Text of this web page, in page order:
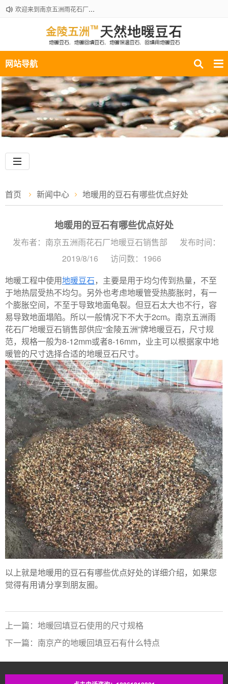
欢迎来到南京五洲雨花石厂地暖豆石销售部！咨询热线：18061210301
网站导航
首页 新闻中心 地暖用的豆石有哪些优点好处
地暖用的豆石有哪些优点好处
发布者：南京五洲雨花石厂地暖豆石销售部
发布时间：
2019/8/16
访问数：1966
地暖工程中使用地暖豆石，主要是用于均匀传到热量，不至
于地热层受热不均匀。另外也考虑地暖管受热膨胀时，有一
个膨胀空间，不至于导致地面龟裂。但豆石太大也不行，容
易导致地面塌陷。所以一般情况下不大于2cm。南京五洲雨
花石厂地暖豆石销售部供应“金陵五洲”牌地暖豆石，尺寸规
范，规格一般为8-12mm或者8-16mm，业主可以根据家中地
暖管的尺寸选择合适的地暖豆石尺寸。
以上就是地暖用的豆石有哪些优点好处的详细介绍，如果您
觉得有用请分享到朋友圈。
上一篇：地暖回填豆石使用的尺寸规格
下一篇：南京产的地暖回填豆石有什么特点